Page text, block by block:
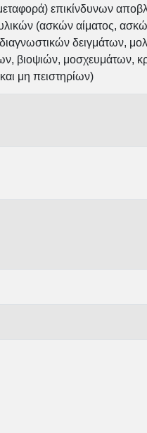
επικίνδυνων
(ασκών αίματος,
δειγμάτων,
βιοψιών, μοσχευμάτων,
μη πειστηρίων)